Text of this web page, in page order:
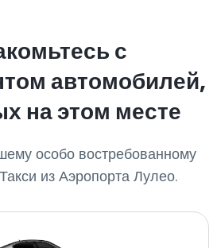
с
автомобилей,
на этом месте
особо востребованному
из Аэропорта Лулео.